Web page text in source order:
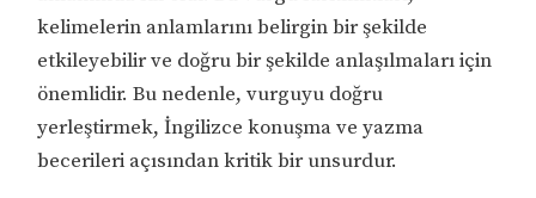
kelimelerin anlamlarını belirgin bir şekilde
etkileyebilir ve doğru bir şekilde anlaşılmaları için
önemlidir. Bu nedenle, vurguyu doğru
yerleştirmek, İngilizce konuşma ve yazma
becerileri açısından kritik bir unsurdur.